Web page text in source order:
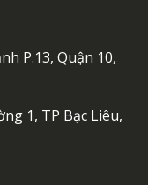
P.13, Quận 10,
1, TP Bạc Liêu,